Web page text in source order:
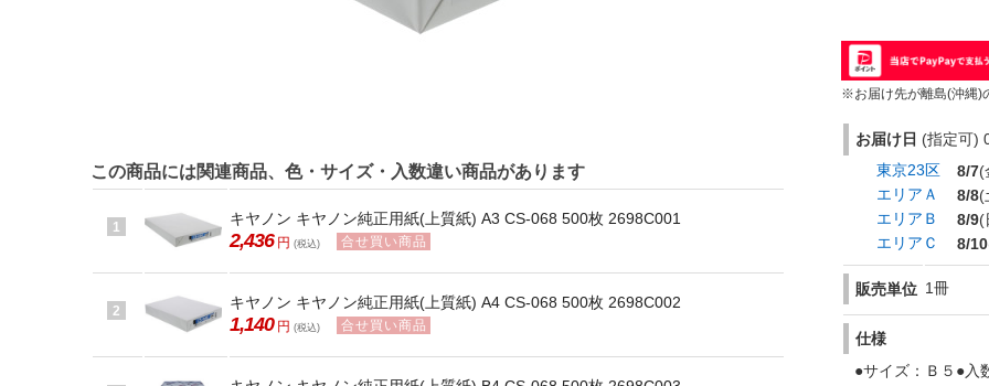
※お届け先が離島(沖縄)
お届け日 (指定可)
東京23区
8/7(
エリアＡ
8/8(
エリアＢ
8/9(
エリアＣ
8/10
販売単位 1冊
仕様
●サイズ：Ｂ５●入
この商品には関連商品、色・サイズ・入数違い商品があります
1 キヤノン キヤノン純正用紙(上質紙) A3 CS-068 500枚 2698C001
2,436 円 (税込) 合せ買い商品
2 キヤノン キヤノン純正用紙(上質紙) A4 CS-068 500枚 2698C002
1,140 円 (税込) 合せ買い商品